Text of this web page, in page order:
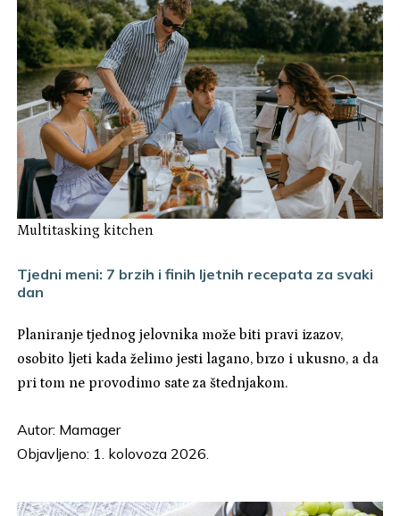
Multitasking kitchen
Tjedni meni: 7 brzih i finih ljetnih recepata za svaki
dan
Planiranje tjednog jelovnika može biti pravi izazov,
osobito ljeti kada želimo jesti lagano, brzo i ukusno, a da
pri tom ne provodimo sate za štednjakom.
Autor: Mamager
Objavljeno: 1. kolovoza 2026.